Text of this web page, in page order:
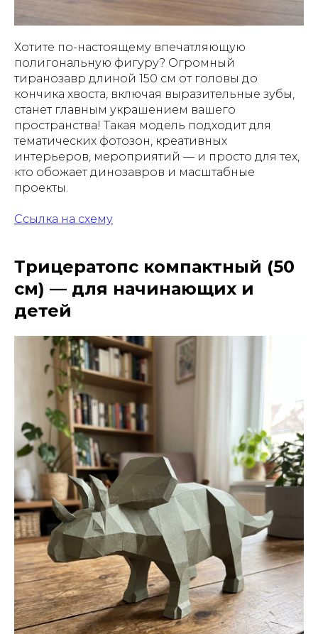
Хотите по-настоящему впечатляющую
полигональную фигуру? Огромный
тиранозавр длиной 150 см от головы до
кончика хвоста, включая выразительные зубы,
станет главным украшением вашего
пространства! Такая модель подходит для
тематических фотозон, креативных
интерьеров, мероприятий — и просто для тех,
кто обожает динозавров и масштабные
проекты.
Ссылка на схему
Трицератопс компактный (50
см) — для начинающих и
детей